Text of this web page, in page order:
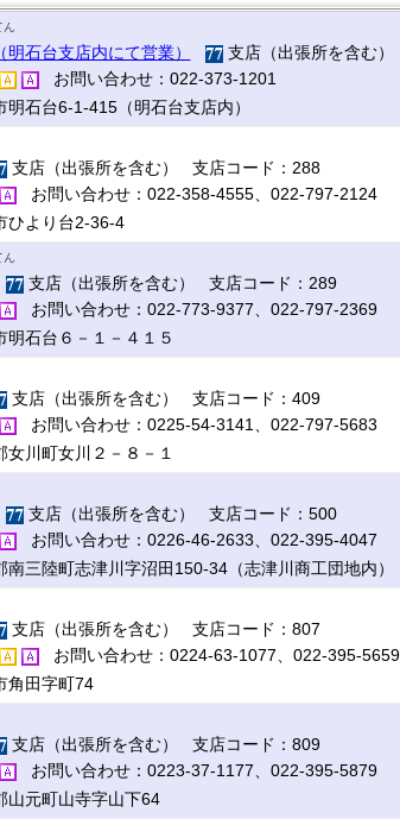
明石台支店内にて営業）
支店（出張所を含む
お問い合わせ：022-373-1201
明石台6-1-415（明石台支店内）
支店（出張所を含む） 支店コード：288
お問い合わせ：022-358-4555、022-797-2124
ひより台2-36-4
支店（出張所を含む） 支店コード：289
お問い合わせ：022-773-9377、022-797-2369
明石台６－１－４１５
支店（出張所を含む） 支店コード：409
お問い合わせ：0225-54-3141、022-797-5683
女川町女川２－８－１
支店（出張所を含む） 支店コード：500
お問い合わせ：0226-46-2633、022-395-4047
南三陸町志津川字沼田150-34（志津川商工団地内）
支店（出張所を含む） 支店コード：807
お問い合わせ：0224-63-1077、022-395-5659
角田字町74
支店（出張所を含む） 支店コード：809
お問い合わせ：0223-37-1177、022-395-5879
山元町山寺字山下64